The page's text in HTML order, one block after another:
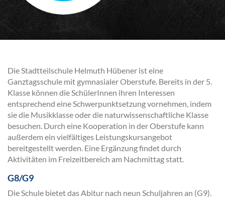
Die Stadtteilschule Helmuth Hübener ist eine
Ganztagsschule mit gymnasialer Oberstufe. Bereits in der 5.
Klasse können die SchülerInnen ihren Interessen
entsprechend eine Schwerpunktsetzung vornehmen, indem
sie die Musikklasse oder die naturwissenschaftliche Klasse
besuchen. Durch eine Kooperation in der Oberstufe kann
außerdem ein vielfältiges Leistungskursangebot
bereitgestellt werden. Eine Ergänzung findet durch
Aktivitäten im Freizeitbereich am Nachmittag statt.
G8/G9
Die Schule bietet das Abitur nach neun Schuljahren an (G9).